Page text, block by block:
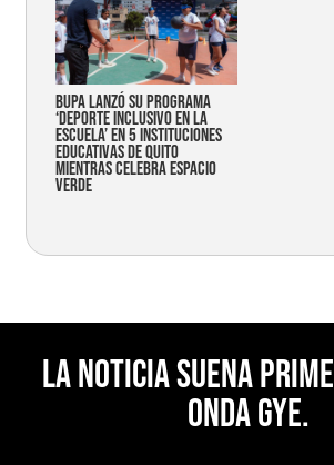
Bupa lanzó su programa
‘Deporte Inclusivo en la
Escuela’ en 5 instituciones
educativas de Quito
mientras celebra espacio
verde
La noticia suena
Onda Gye.